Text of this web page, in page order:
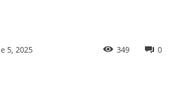
5, 2025 0
349